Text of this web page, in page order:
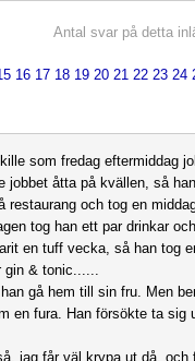
Antal svar på detta
16 17 18 19 20 21 22 23 24
som fredag eftermiddag
jobbet åtta på kvällen, så
restaurang och tog en
tog han ett par drinkar
en tuff vecka, så han tog
gin & tonic......
gå hem till sin fru. Men
en fura. Han försökte ta sig
jag får väl krypa ut då, och